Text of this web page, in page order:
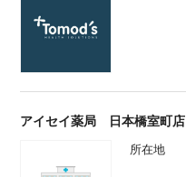
アイセイ薬局 日本橋室町店
所在地